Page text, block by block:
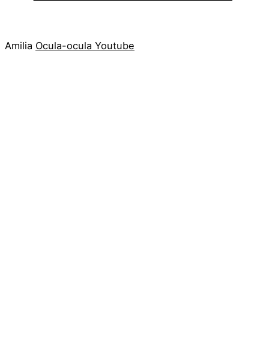
Amilia Ocula-ocula Youtube